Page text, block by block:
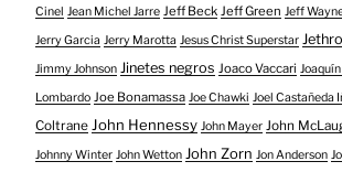
Cinel Jean Michel Jarre Jeff Beck Jeff Green Jeff
Jerry Garcia Jerry Marotta Jesus Christ Superstar
Jimmy Johnson Jinetes negros Joaco Vaccari
Lombardo Joe Bonamassa Joe Chawki Joel Castañeda
Coltrane John Hennessy John Mayer John
Johnny Winter John Wetton John Zorn Jon Anderson